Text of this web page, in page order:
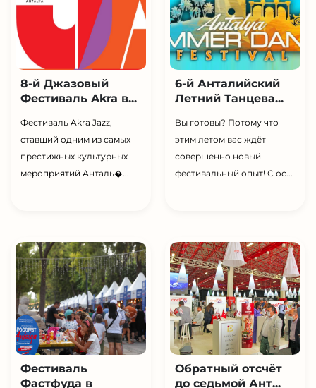
8-й Джазовый
Фестиваль Akra в...
Фестиваль Akra Jazz,
ставший одним из самых
престижных культурных
мероприятий Анталь�...
6-й Анталийский
Летний Танцева...
Вы готовы? Потому что
этим летом вас ждёт
совершенно новый
фестивальный опыт! С ос...
Фестиваль
Фастфуда в
Обратный отсчёт
до седьмой Ант...